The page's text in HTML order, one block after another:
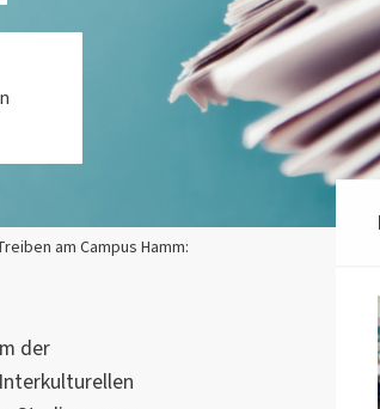
am Campus Hamm:
der